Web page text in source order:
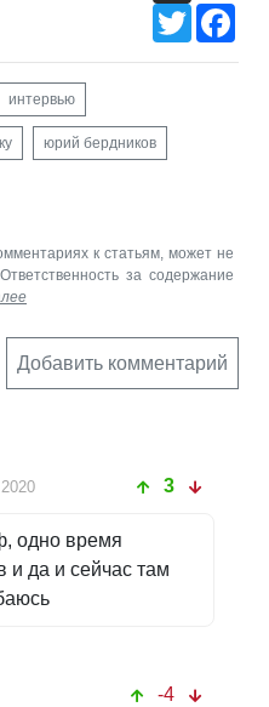
Twitter
интервью
юрий бердников
к статьям, может не
за содержание
Добавить комментарий
3
одно время
и да и сейчас там
-4